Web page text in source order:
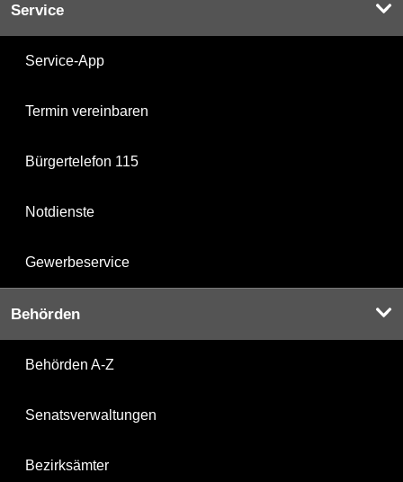
Service
Service-App
Termin vereinbaren
Bürgertelefon 115
Notdienste
Gewerbeservice
Behörden
Behörden A-Z
Senatsverwaltungen
Bezirksämter